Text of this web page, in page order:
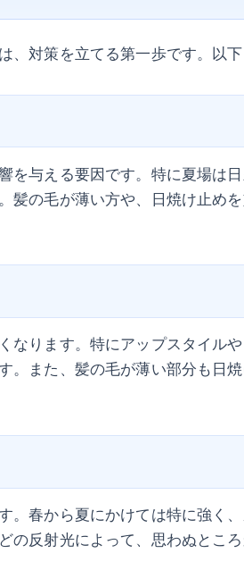
対策を立てる第一歩です。以下
を与える要因です。特に夏場は
髪の毛が薄い方や、日焼け止め
ります。特にアップスタイルや
。また、髪の毛が薄い部分も日
。春から夏にかけては特に強く
の反射光によって、思わぬとこ